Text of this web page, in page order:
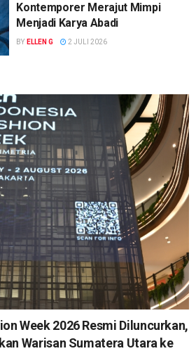
Kontemporer Merajut Mimpi
Menjadi Karya Abadi
BY ELLEN G 2 JULI 2026
Week 2026 Resmi Diluncurkan,
Warisan Sumatera Utara ke